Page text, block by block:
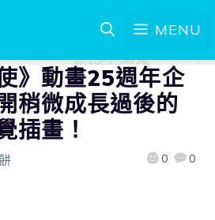
MENU
》動畫25週年企
稍微成長過後的
插畫！
0 0